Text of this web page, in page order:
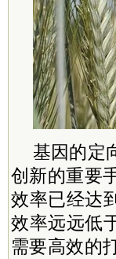
基因的定
创新的重要
效率已经达
效率远远低
需要高效的